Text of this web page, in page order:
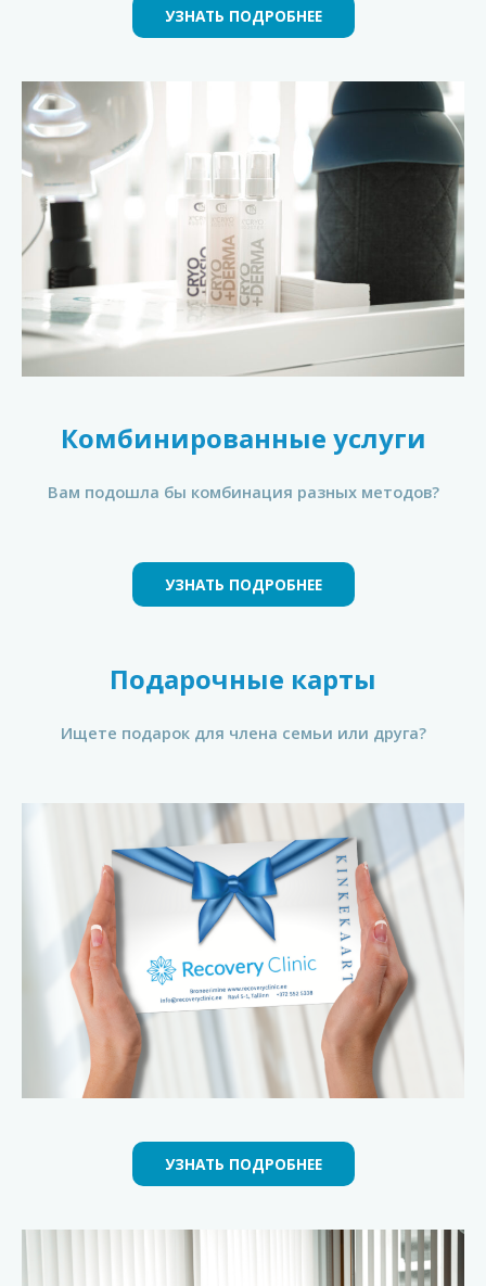
УЗНАТЬ ПОДРОБНЕЕ
Комбинированные услуги
Вам подошла бы комбинация разных методов?
УЗНАТЬ ПОДРОБНЕЕ
Подарочные карты
Ищете подарок для члена семьи или друга?
УЗНАТЬ ПОДРОБНЕЕ